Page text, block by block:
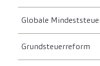
Globale
Grundsteuerreform